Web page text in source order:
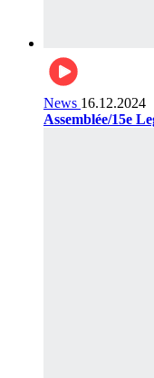
News 16.12.2024
Assemblée/15e